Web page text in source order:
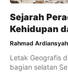
Sejarah
Kehidupan
Rahmad Ardiansyah
Letak Geografis
bagian selatan